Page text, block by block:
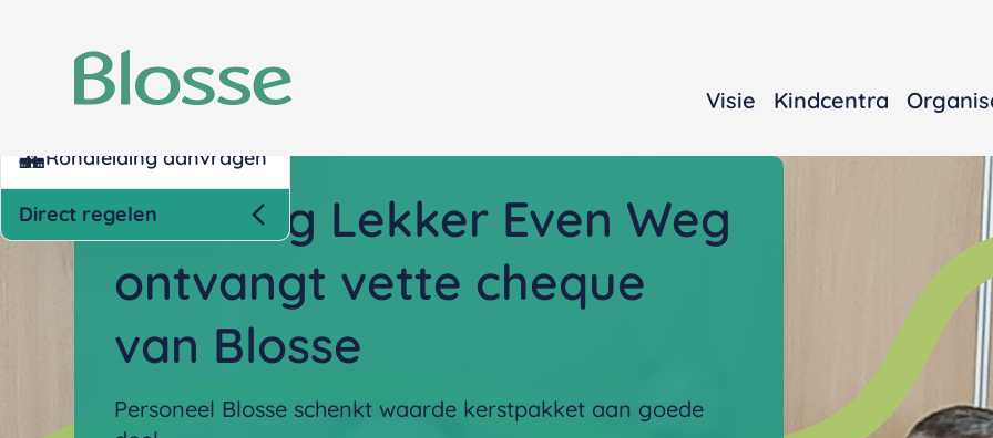
Nettokosten berekenen
Rondleiding aanvragen
Direct regelen
Visie Kindcentra
Stichting Lekker Even Weg
ontvangt vette cheque
van Blosse
Personeel Blosse schenkt waarde kerstpakket aan goede